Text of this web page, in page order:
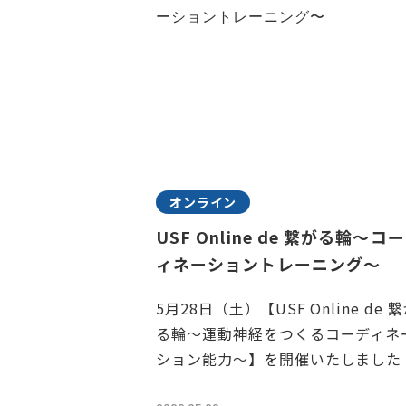
オンライン
USF Online de 繋がる輪～コ
ィネーショントレーニング〜
5月28日（土）【USF Online de 繋
る輪～運動神経をつくるコーディネ
ション能力～】を開催いたしました